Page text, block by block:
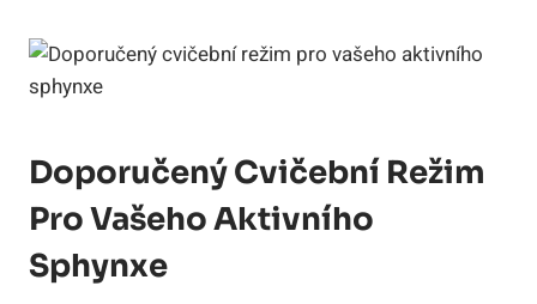
Doporučený Cvičební Režim
Pro Vašeho Aktivního
Sphynxe